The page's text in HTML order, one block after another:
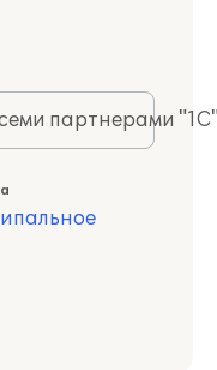
партнерами